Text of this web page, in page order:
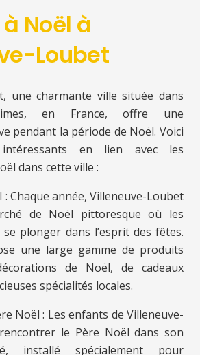
Noël à
Loubet
une charmante ville située dans
en France, offre une
pendant la période de Noël. Voici
en lien avec les
dans cette ville :
: Chaque année, Villeneuve-Loubet
de Noël pittoresque où les
plonger dans l’esprit des fêtes.
une large gamme de produits
de Noël, de cadeaux
spécialités locales.
Noël : Les enfants de Villeneuve-
le Père Noël dans son
installé spécialement pour